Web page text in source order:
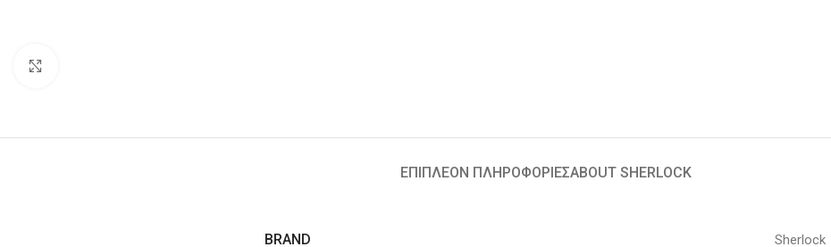
ΕΠΙΠΛΈΟΝ ΠΛΗΡΟΦΟΡΊΕΣABOUT SHERLOCK
BRAND Sherlock